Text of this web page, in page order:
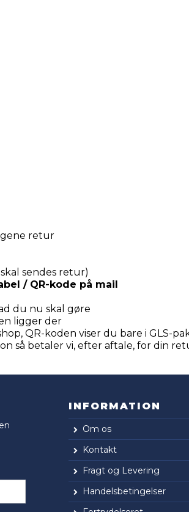
retur
sendes retur)
/ QR-kode på mail
du nu skal gøre
ligger der
QR-koden viser du bare i GLS-
så betaler vi, efter aftale, for din
INFORMATION
Om os
Kontakt
Fragt og Levering
Handelsbetingelser